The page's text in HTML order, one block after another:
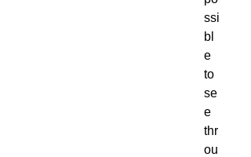
ssi
bl
e
to
se
e
thr
ou